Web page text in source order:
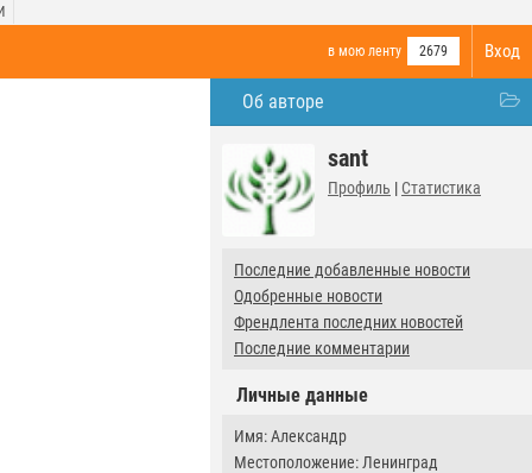
Вход
в мою ленту 2679
Об авторе
sant
Профиль | Статистика
Последние добавленные новости
Одобренные новости
Френдлента последних новостей
Последние комментарии
Личные данные
Имя: Александр
Местоположение: Ленинград